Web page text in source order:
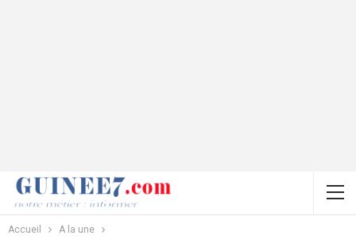
Accueil A la une